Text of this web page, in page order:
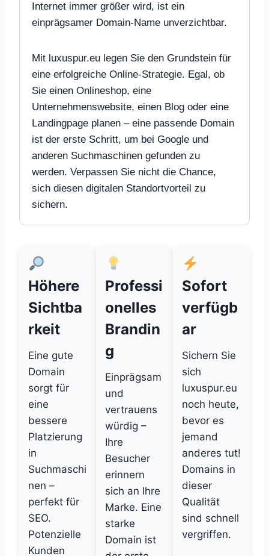
Internet immer größer wird, ist ein
einprägsamer Domain-Name unverzichtbar.
Mit luxuspur.eu legen Sie den Grundstein für
eine erfolgreiche Online-Strategie. Egal, ob
Sie einen Onlineshop, eine
Unternehmenswebsite, einen Blog oder eine
Landingpage planen – eine passende Domain
ist der erste Schritt, um bei Google und
anderen Suchmaschinen gefunden zu
werden. Verpassen Sie nicht die Chance,
sich diesen digitalen Standortvorteil zu
sichern.
Höhere
Sichtba
rkeit
Eine gute
Domain
sorgt für
eine
bessere
Platzierung
in
Suchmaschi
nen –
perfekt für
SEO.
Potenzielle
Kunden
Professi
onelles
Brandin
g
Einprägsam
und
vertrauens
würdig –
Ihre
Besucher
erinnern
sich an Ihre
Marke. Eine
starke
Domain ist
Sofort
verfügb
ar
Sichern Sie
sich
luxuspur.eu
noch heute,
bevor es
jemand
anderes tut!
Domains in
dieser
Qualität
sind schnell
vergriffen.